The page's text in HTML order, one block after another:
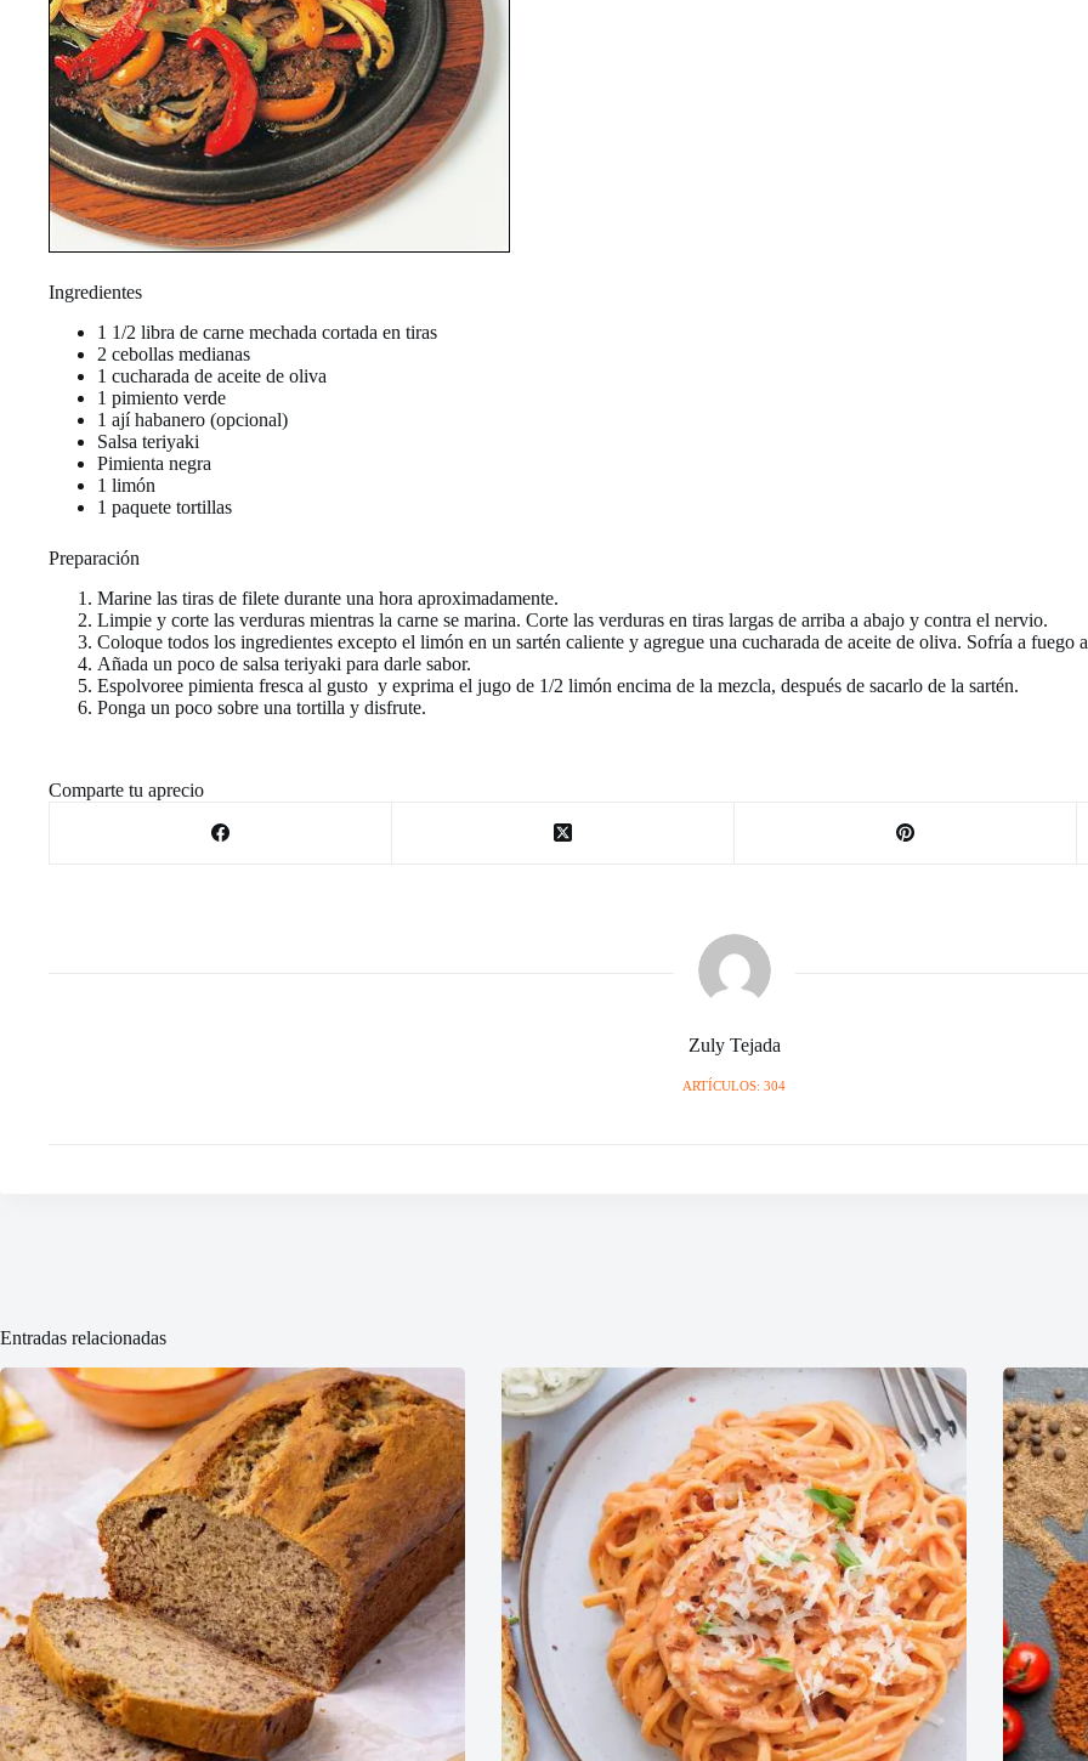
Ingredientes
1 1/2 libra de carne mechada cortada en tiras
2 cebollas medianas
1 cucharada de aceite de oliva
1 pimiento verde
1 ají habanero (opcional)
Salsa teriyaki
Pimienta negra
1 limón
1 paquete tortillas
Preparación
Marine las tiras de filete durante una hora aproximadamente.
Limpie y corte las verduras mientras la carne se marina. Corte las verduras en tiras largas de arriba a abajo y contra el nervio.
Coloque todos los ingredientes excepto el limón en un sartén caliente y agregue una cucharada de aceite de oliva. Sofría a fuego
Añada un poco de salsa teriyaki para darle sabor.
Espolvoree pimienta fresca al gusto y exprima el jugo de 1/2 limón encima de la mezcla, después de sacarlo de la sartén.
Ponga un poco sobre una tortilla y disfrute.
Comparte tu aprecio
Zuly Tejada
ARTÍCULOS: 304
Entradas relacionadas